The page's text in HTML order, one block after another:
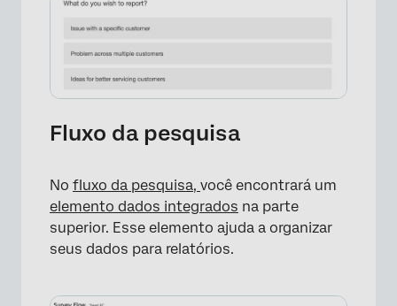
Fluxo da pesquisa
No fluxo da pesquisa, você encontrará um
elemento dados integrados na parte
superior. Esse elemento ajuda a organizar
seus dados para relatórios.